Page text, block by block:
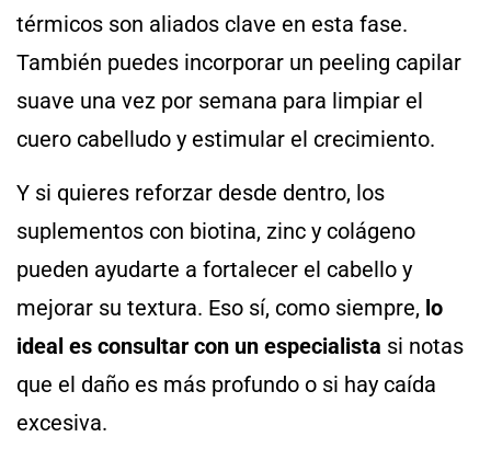
térmicos son aliados clave en esta fase.
También puedes incorporar un peeling capilar
suave una vez por semana para limpiar el
cuero cabelludo y estimular el crecimiento.
Y si quieres reforzar desde dentro, los
suplementos con biotina, zinc y colágeno
pueden ayudarte a fortalecer el cabello y
mejorar su textura. Eso sí, como siempre, lo
ideal es consultar con un especialista si notas
que el daño es más profundo o si hay caída
excesiva.